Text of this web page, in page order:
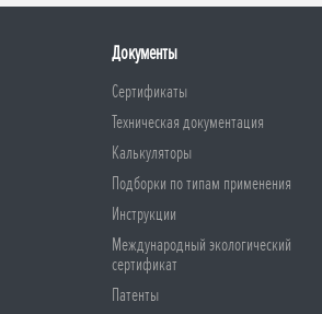
Документы
Сертификаты
Техническая документация
Калькуляторы
Подборки по типам применения
Инструкции
Международный экологический
сертификат
Патенты